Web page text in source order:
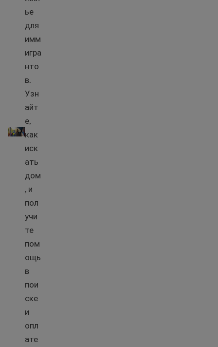
Как найти место для проживания
ье
для
имм
игра
нто
в.
Узн
айт
е,
как
иск
ать
дом
, и
пол
учи
те
пом
ощь
в
пои
ске
и
опл
ате